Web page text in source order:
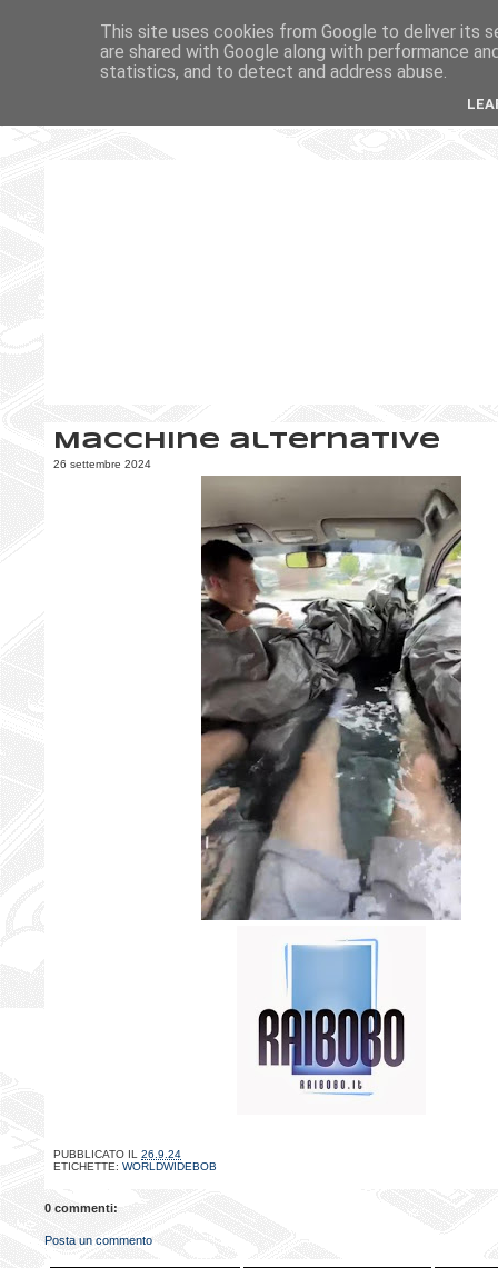
Macchine alternative
26 settembre 2024
PUBBLICATO IL 26.9.24
ETICHETTE: WORLDWIDEBOB
0 commenti:
Posta un commento
This site uses cookies from Google to deliver its
are shared with Google along with performance
statistics, and to detect and address abuse.